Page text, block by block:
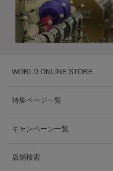
WORLD ONLINE STORE
特集ページ一覧
キャンペーン一覧
店舗検索